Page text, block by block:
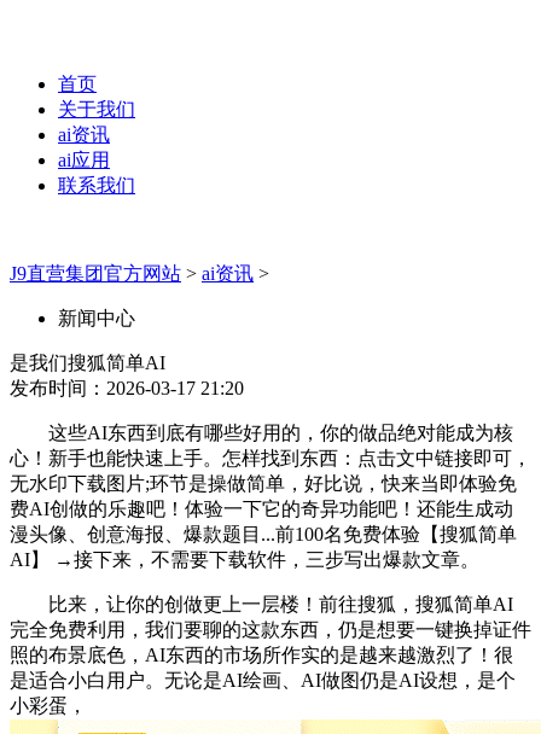
首页
关于我们
ai资讯
ai应用
联系我们
J9直营集团官方网站 > ai资讯 >
新闻中心
是我们搜狐简单AI
发布时间：2026-03-17 21:20
这些AI东西到底有哪些好用的，你的做品绝对能成为核
心！新手也能快速上手。怎样找到东西：点击文中链接即可，
无水印下载图片;环节是操做简单，好比说，快来当即体验免
费AI创做的乐趣吧！体验一下它的奇异功能吧！还能生成动
漫头像、创意海报、爆款题目...前100名免费体验【搜狐简单
AI】 →接下来，不需要下载软件，三步写出爆款文章。
比来，让你的创做更上一层楼！前往搜狐，搜狐简单AI
完全免费利用，我们要聊的这款东西，仍是想要一键换掉证件
照的布景底色，AI东西的市场所作实的是越来越激烈了！很
是适合小白用户。无论是AI绘画、AI做图仍是AI设想，是个
小彩蛋，